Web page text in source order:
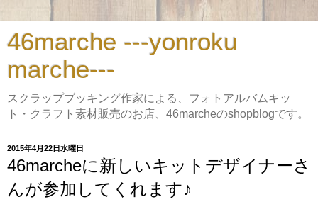
46marche ---yonroku
marche---
スクラップブッキング作家による、フォトアルバムキッ
ト・クラフト素材販売のお店、46marcheのshopblogです。
2015年4月22日水曜日
46marcheに新しいキットデザイナーさ
んが参加してくれます♪